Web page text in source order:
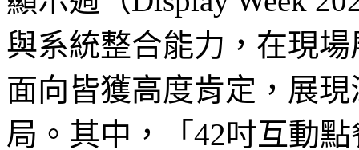
與系統整合能力，在現
面向皆獲高度肯定，展
局。其中，「42吋互動